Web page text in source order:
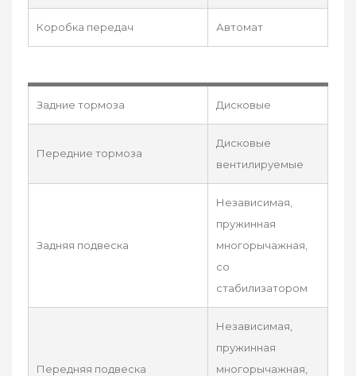
Коробка передач Автомат
Задние тормоза Дисковые
Передние тормоза
Дисковые
вентилируемые
Задняя подвеска
Независимая,
пружинная
многорычажная,
со
стабилизатором
Передняя подвеска
Независимая,
пружинная
многорычажная,